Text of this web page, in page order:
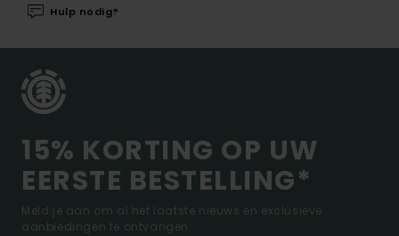
Hulp nodig?
15% KORTING OP UW
EERSTE BESTELLING*
Meld je aan om al het laatste nieuws en exclusieve
aanbiedingen te ontvangen.